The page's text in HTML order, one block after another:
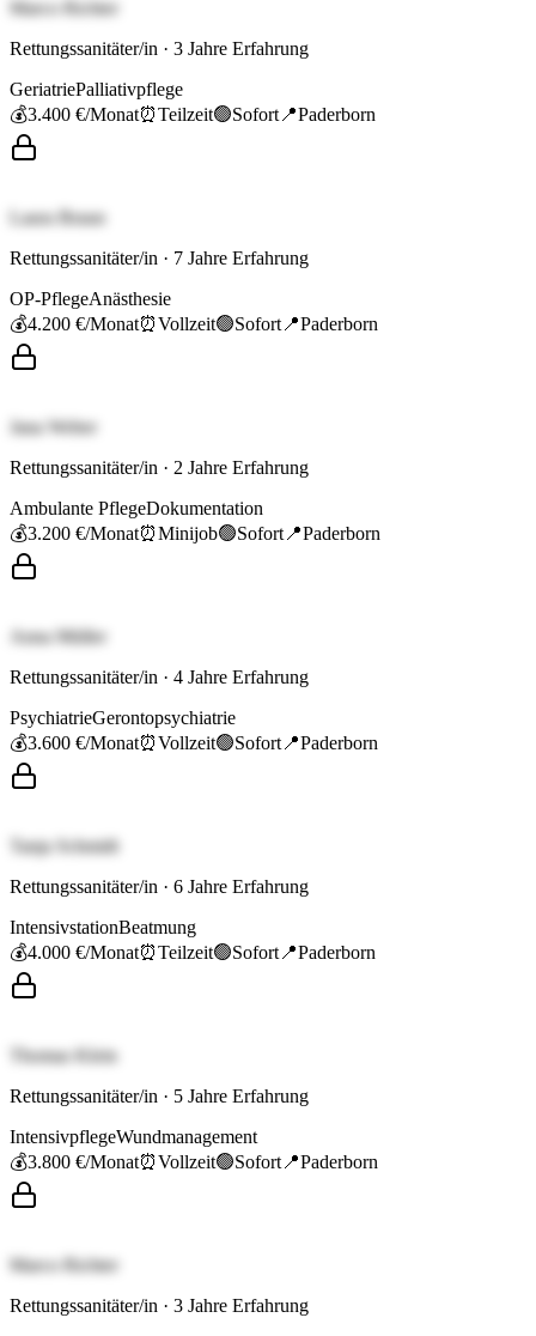
Marco Richter
Rettungssanitäter/in · 3 Jahre Erfahrung
GeriatriePalliativpflege
💰3.400 €/Monat⏰Teilzeit🟢Sofort 📍Paderborn
Laura Braun
Rettungssanitäter/in · 7 Jahre Erfahrung
OP-PflegeAnästhesie
💰4.200 €/Monat⏰Vollzeit🟢Sofort 📍Paderborn
Jana Weber
Rettungssanitäter/in · 2 Jahre Erfahrung
Ambulante PflegeDokumentation
💰3.200 €/Monat⏰Minijob🟢Sofort 📍Paderborn
Anna Müller
Rettungssanitäter/in · 4 Jahre Erfahrung
PsychiatrieGerontopsychiatrie
💰3.600 €/Monat⏰Vollzeit🟢Sofort 📍Paderborn
Tanja Schmidt
Rettungssanitäter/in · 6 Jahre Erfahrung
IntensivstationBeatmung
💰4.000 €/Monat⏰Teilzeit🟢Sofort 📍Paderborn
Thomas Klein
Rettungssanitäter/in · 5 Jahre Erfahrung
IntensivpflegeWundmanagement
💰3.800 €/Monat⏰Vollzeit🟢Sofort 📍Paderborn
Marco Richter
Rettungssanitäter/in · 3 Jahre Erfahrung